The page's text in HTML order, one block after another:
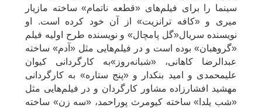
سینما را برای فیلم‌های «قطعه ناتمام» ساخته مازیار
میری و «کافه ترانزیت» از آن خود کرده است. او
نویسنده سریال«گل پامچال» و نویسنده طرح اولیه فیلم
«گروهبان» بوده است و در فیلم‌هایی مثل «آدم» ساخته
عبدالرضا کاهانی، «شبانه‌روز»به کارگردانی کیوان
علیمحمدی و امید بنکدار و «پنج ستاره» به کارگردانی
مهشید افشارزاده مشاور کارگردان و در فیلم‌هایی مثل
«شب یلدا» ساخته کیومرث پوراحمد، «سه زن» ساخته